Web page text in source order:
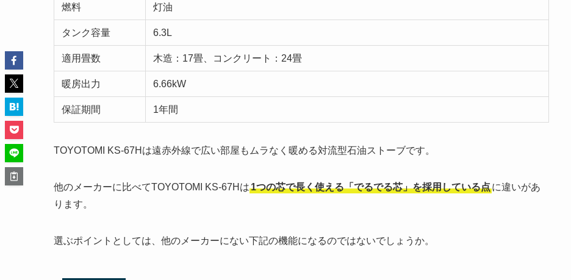
燃料 灯油
タンク容量 6.3L
適用畳数 木造：17畳、コンクリート：24畳
暖房出力 6.66kW
保証期間 1年間
TOYOTOMI KS-67Hは遠赤外線で広い部屋もムラなく暖める対流型石油ストーブです。
他のメーカーに比べてTOYOTOMI KS-67Hは1つの芯で長く使える「でるでる芯」を採用している点に違いがあ
ります。
選ぶポイントとしては、他のメーカーにない下記の機能になるのではないでしょうか。